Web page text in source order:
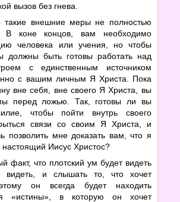
вызов без гнева.
такие внешние меры не полностью
В коне концов, вам необходимо
человека или учения, но чтобы
должны быть готовы работать над
с единственным источником
с вашим личным Я Христа. Пока
вне себя, вне своего Я Христа, вы
перед ложью. Так, готовы ли вы
чтобы пойти внутрь своего
связи со своим Я Христа, и
позволить мне доказать вам, что я
настоящий Иисус Христос?
факт, что плотский ум будет видеть
видеть, и слышать то, что хочет
он всегда будет находить
«истины», в которую он хочет